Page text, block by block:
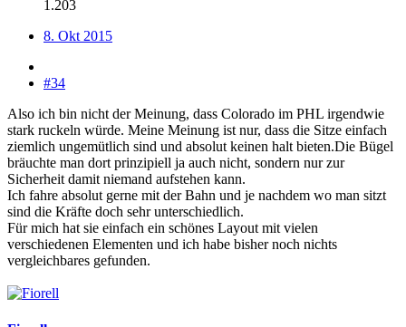
1.203
8. Okt 2015
#34
Also ich bin nicht der Meinung, dass Colorado im PHL irgendwie
stark ruckeln würde. Meine Meinung ist nur, dass die Sitze einfach
ziemlich ungemütlich sind und absolut keinen halt bieten.Die Bügel
bräuchte man dort prinzipiell ja auch nicht, sondern nur zur
Sicherheit damit niemand aufstehen kann.
Ich fahre absolut gerne mit der Bahn und je nachdem wo man sitzt
sind die Kräfte doch sehr unterschiedlich.
Für mich hat sie einfach ein schönes Layout mit vielen
verschiedenen Elementen und ich habe bisher noch nichts
vergleichbares gefunden.